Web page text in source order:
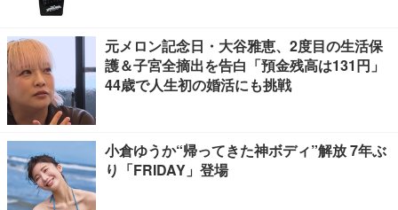
元メロン記念日・大谷雅恵、2度目の生活保
護＆子宮全摘出を告白「預金残高は131円」
44歳で人生初の婚活にも挑戦
小倉ゆうか“帰ってきた神ボディ”解放 7年ぶ
り「FRIDAY」登場